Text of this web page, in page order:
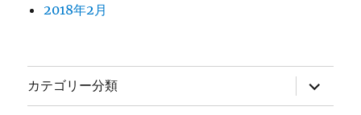
2018年2月
カテゴリー分類
サ
ブ
メ